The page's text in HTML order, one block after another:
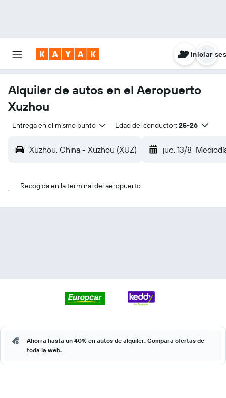
Iniciar
Alquiler de autos en el Aeropuerto
Xuzhou
Entrega en el mismo punto Edad del conductor: 25-26
Xuzhou, China - Xuzhou (XUZ) jue. 13/8
Recogida en la terminal del aeropuerto
Ahorra hasta un 40% en autos de alquiler. Compara ofertas de
toda la web.